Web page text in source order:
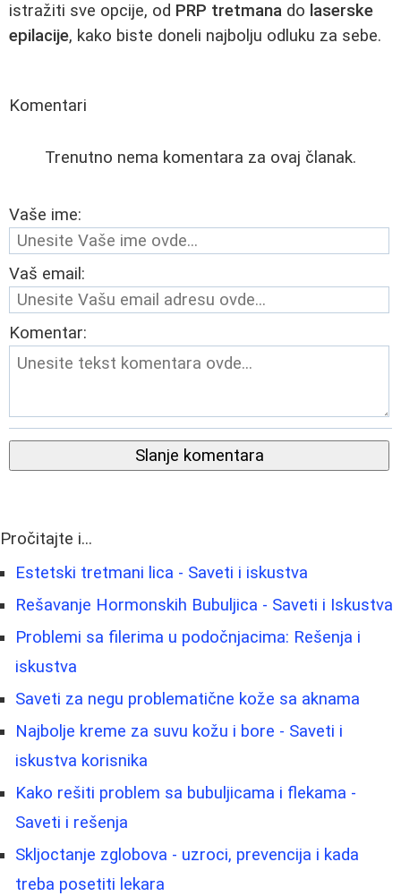
istražiti sve opcije, od PRP tretmana do laserske
epilacije, kako biste doneli najbolju odluku za sebe.
Komentari
Trenutno nema komentara za ovaj članak.
Vaše ime:
Vaš email:
Komentar:
Slanje komentara
Pročitajte i...
Estetski tretmani lica - Saveti i iskustva
Rešavanje Hormonskih Bubuljica - Saveti i Iskustva
Problemi sa filerima u podočnjacima: Rešenja i
iskustva
Saveti za negu problematične kože sa aknama
Najbolje kreme za suvu kožu i bore - Saveti i
iskustva korisnika
Kako rešiti problem sa bubuljicama i flekama -
Saveti i rešenja
Skljoctanje zglobova - uzroci, prevencija i kada
treba posetiti lekara